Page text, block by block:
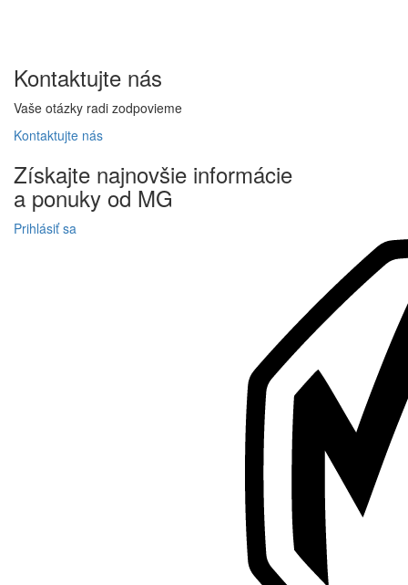
Kontaktujte nás
Vaše otázky radi zodpovieme
Kontaktujte nás
Získajte najnovšie informácie
a ponuky od MG
Prihlásiť sa